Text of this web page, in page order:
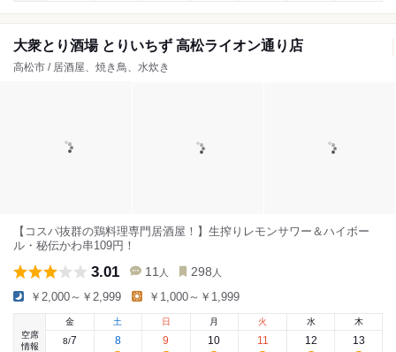
大衆とり酒場 とりいちず 高松ライオン通り店
高松市 / 居酒屋、焼き鳥、水炊き
【コスパ抜群の鶏料理専門居酒屋！】生搾りレモンサワー＆ハイボー
ル・秘伝かわ串109円！
3.01 11 人 298 人
￥2,000～￥2,999 ￥1,000～￥1,999
空席
情報
金
8/7
土
8
日
9
月
10
火
11
水
12
木
13